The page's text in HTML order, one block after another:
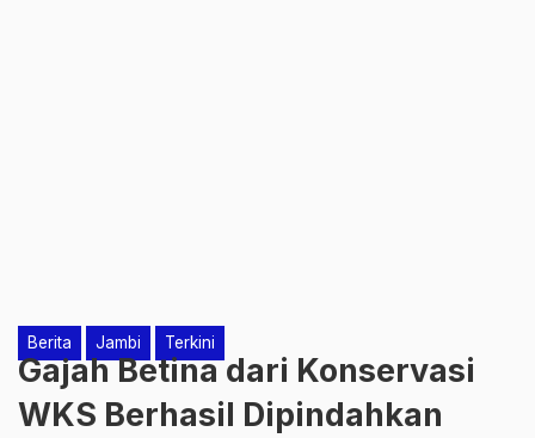
Berita Jambi Terkini
Gajah Betina dari Konservasi
WKS Berhasil Dipindahkan